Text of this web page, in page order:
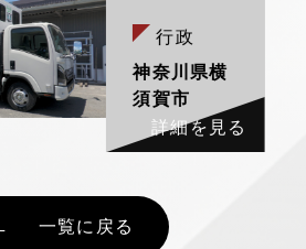
行政
神奈川県横
須賀市
詳細を見る
一覧に戻る